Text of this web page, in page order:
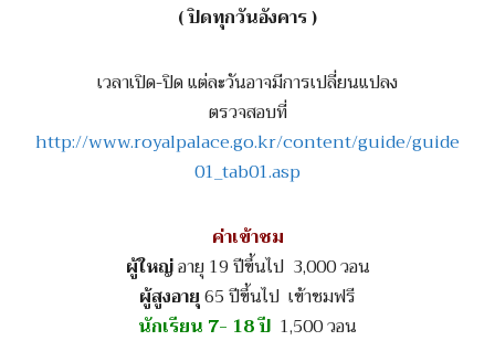
( ปิดทุกวันอังคาร )
เวลาเปิด-ปิด แต่ละวันอาจมีการเปลี่ยนแปลง
ตรวจสอบที่
http://www.royalpalace.go.kr/content/guide/guide
01_tab01.asp
ค่าเข้าชม
ผู้ใหญ่อายุ 19 ปีขึ้นไป 3,000 วอน
ผู้สูงอายุ65 ปีขึ้นไป เข้าชมฟรี
นักเรียน 7- 18 ปี 1,500 วอน